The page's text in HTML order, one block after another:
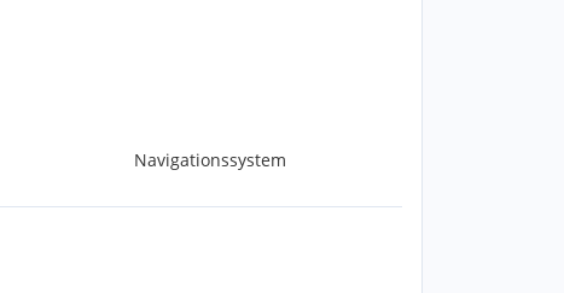
Navigationssystem